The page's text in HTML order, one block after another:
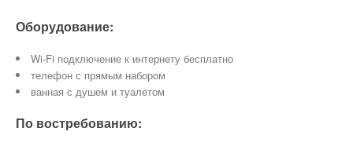
Оборудование:
Wi-Fi подключение к интернету бесплатно
телефон с прямым набором
ванная с душем и туалетом
По востребованию: